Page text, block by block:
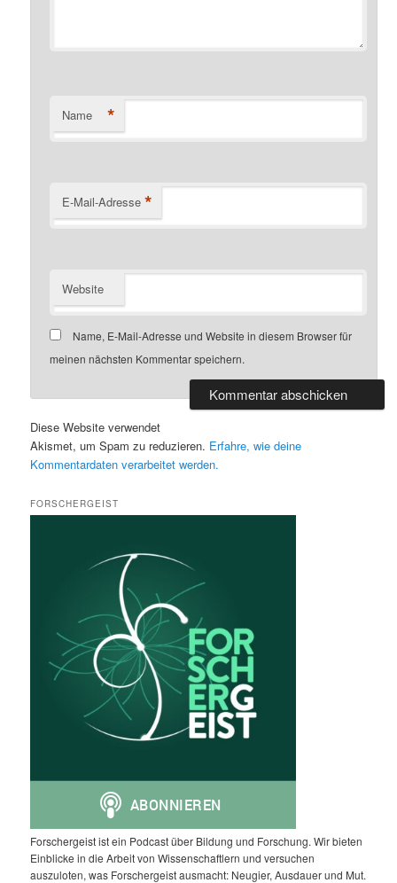
Name *
E-Mail-Adresse *
Website
Name, E-Mail-Adresse und Website in diesem Browser für
meinen nächsten Kommentar speichern.
Diese Website verwendet
Akismet, um Spam zu reduzieren. Erfahre, wie deine
Kommentardaten verarbeitet werden.
FORSCHERGEIST
Forschergeist ist ein Podcast über Bildung und Forschung. Wir bieten
Einblicke in die Arbeit von Wissenschaftlern und versuchen
auszuloten, was Forschergeist ausmacht: Neugier, Ausdauer und Mut.